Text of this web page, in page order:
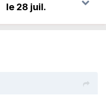
le 28 juil.